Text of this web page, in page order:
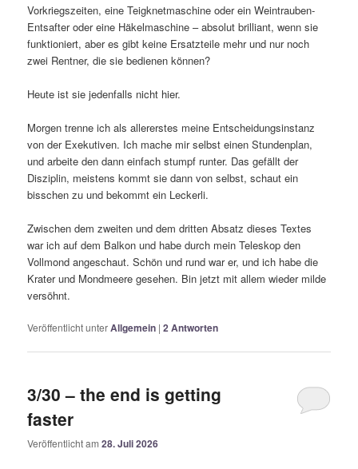
Vorkriegszeiten, eine Teigknetmaschine oder ein Weintrauben-
Entsafter oder eine Häkelmaschine – absolut brilliant, wenn sie
funktioniert, aber es gibt keine Ersatzteile mehr und nur noch
zwei Rentner, die sie bedienen können?
Heute ist sie jedenfalls nicht hier.
Morgen trenne ich als allererstes meine Entscheidungsinstanz
von der Exekutiven. Ich mache mir selbst einen Stundenplan,
und arbeite den dann einfach stumpf runter. Das gefällt der
Disziplin, meistens kommt sie dann von selbst, schaut ein
bisschen zu und bekommt ein Leckerli.
Zwischen dem zweiten und dem dritten Absatz dieses Textes
war ich auf dem Balkon und habe durch mein Teleskop den
Vollmond angeschaut. Schön und rund war er, und ich habe die
Krater und Mondmeere gesehen. Bin jetzt mit allem wieder milde
versöhnt.
Veröffentlicht unterAllgemein |2Antworten
3/30 – the end is getting
faster
Veröffentlicht am28. Juli 2026